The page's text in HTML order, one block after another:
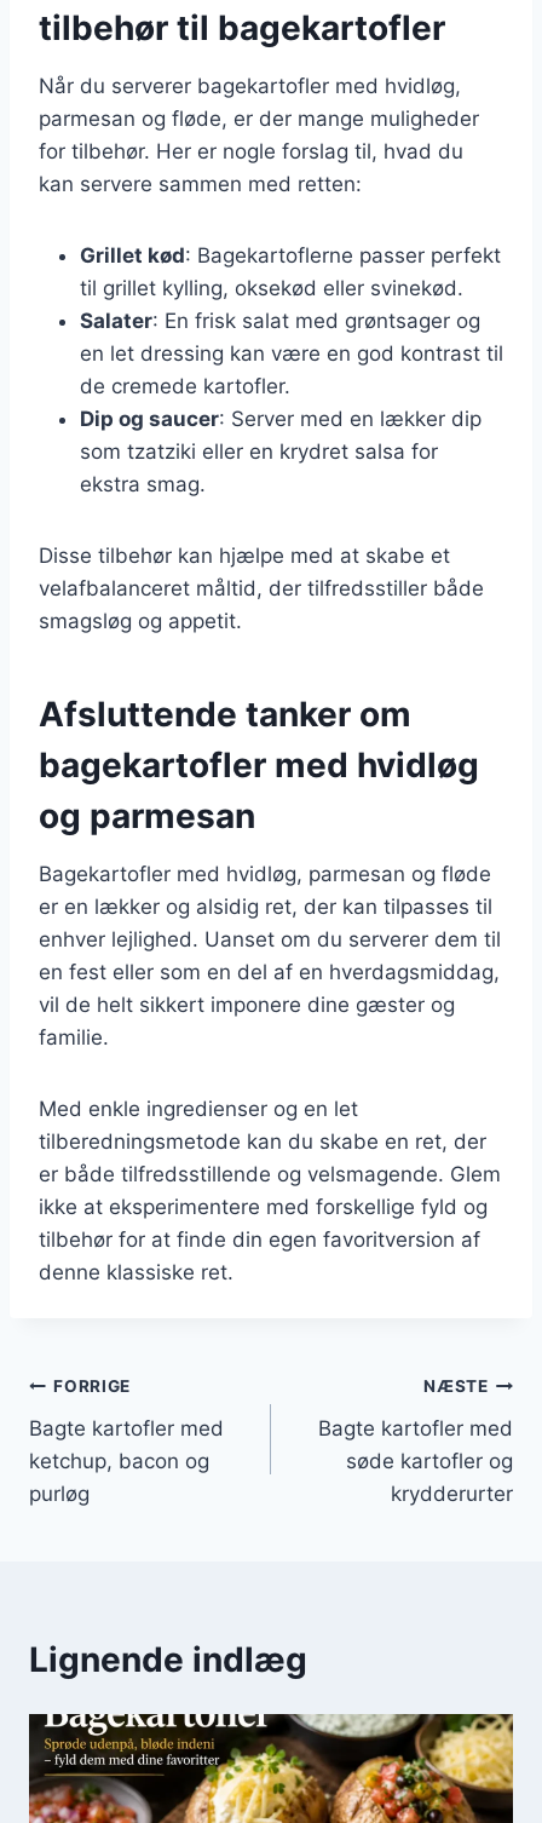
tilbehør til bagekartofler
Når du serverer bagekartofler med hvidløg,
parmesan og fløde, er der mange muligheder
for tilbehør. Her er nogle forslag til, hvad du
kan servere sammen med retten:
Grillet kød: Bagekartoflerne passer perfekt
til grillet kylling, oksekød eller svinekød.
Salater: En frisk salat med grøntsager og
en let dressing kan være en god kontrast til
de cremede kartofler.
Dip og saucer: Server med en lækker dip
som tzatziki eller en krydret salsa for
ekstra smag.
Disse tilbehør kan hjælpe med at skabe et
velafbalanceret måltid, der tilfredsstiller både
smagsløg og appetit.
Afsluttende tanker om
bagekartofler med hvidløg
og parmesan
Bagekartofler med hvidløg, parmesan og fløde
er en lækker og alsidig ret, der kan tilpasses til
enhver lejlighed. Uanset om du serverer dem til
en fest eller som en del af en hverdagsmiddag,
vil de helt sikkert imponere dine gæster og
familie.
Med enkle ingredienser og en let
tilberedningsmetode kan du skabe en ret, der
er både tilfredsstillende og velsmagende. Glem
ikke at eksperimentere med forskellige fyld og
tilbehør for at finde din egen favoritversion af
denne klassiske ret.
Indlægsnavigation
FORRIGE
Bagte kartofler med
ketchup, bacon og
purløg
NÆSTE
Bagte kartofler med
søde kartofler og
krydderurter
Lignende indlæg